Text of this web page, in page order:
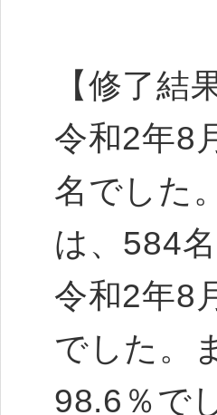
【修了結
令和2年8
名でした
は、584
令和2年8
でした。
98.6％で